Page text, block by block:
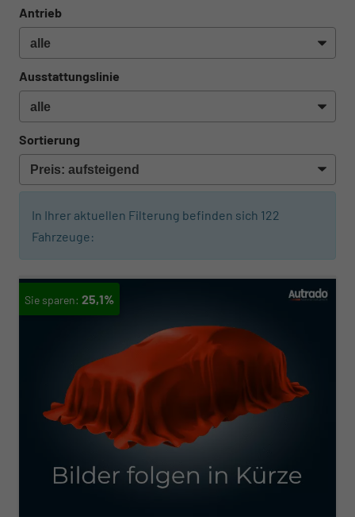
Antrieb
Ausstattungslinie
Sortierung
In Ihrer aktuellen Filterung befinden sich 122
Fahrzeuge:
25,1%